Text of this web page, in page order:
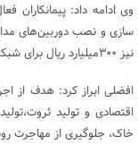
وی ادامه داد: پیمانکاران
سازی و نصب دوربین‌های
نیز ۳۰۰میلیارد ریال برای شبکه آبرسانی دشت در نظر گرفته شده است.
افضلی ابراز کرد: هدف از
اقتصادی و تولید
خاک، جلوگیری از مهاجرت